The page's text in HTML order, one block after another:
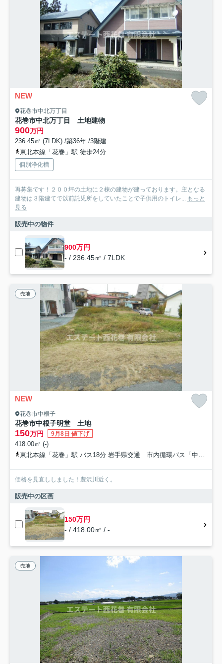
NEW
花巻市中北万丁目
花巻市中北万丁目 土地建物
900万円
236.45㎡ (7LDK) /築36年 /3階建
東北本線「花巻」駅 徒歩24分
個別浄化槽
再募集です！２００坪の土地に２棟の建物が建っております。主となる
建物は３階建てで以前託児所をしていたことで子供用のトイレ... もっと
見る
販売中の物件
900万円
- / 236.45㎡ / 7LDK
売地
NEW
花巻市中根子
花巻市中根子明堂 土地
150万円 9月8日 値下げ
418.00㎡ (-)
東北本線「花巻」駅 バス18分 岩手県交通 市内循環バス「中根子」 停歩8分
価格を見直ししました！豊沢川近く。
販売中の区画
150万円
- / 418.00㎡ / -
売地